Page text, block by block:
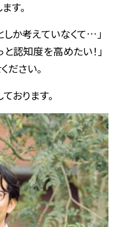
す。
しか考えていなくて…」
と認知度を高めたい！」
ださい。
おります。